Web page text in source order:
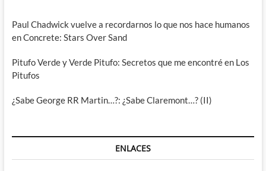
Paul Chadwick vuelve a recordarnos lo que nos hace humanos
en Concrete: Stars Over Sand
Pitufo Verde y Verde Pitufo: Secretos que me encontré en Los
Pitufos
¿Sabe George RR Martin…?: ¿Sabe Claremont…? (II)
ENLACES